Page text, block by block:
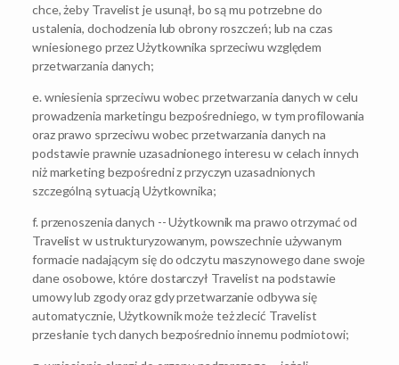
chce, żeby Travelist je usunął, bo są mu potrzebne do
ustalenia, dochodzenia lub obrony roszczeń; lub na czas
wniesionego przez Użytkownika sprzeciwu względem
przetwarzania danych;
e. wniesienia sprzeciwu wobec przetwarzania danych w celu
prowadzenia marketingu bezpośredniego, w tym profilowania
oraz prawo sprzeciwu wobec przetwarzania danych na
podstawie prawnie uzasadnionego interesu w celach innych
niż marketing bezpośredni z przyczyn uzasadnionych
szczególną sytuacją Użytkownika;
f. przenoszenia danych -- Użytkownik ma prawo otrzymać od
Travelist w ustrukturyzowanym, powszechnie używanym
formacie nadającym się do odczytu maszynowego dane swoje
dane osobowe, które dostarczył Travelist na podstawie
umowy lub zgody oraz gdy przetwarzanie odbywa się
automatycznie, Użytkownik może też zlecić Travelist
przesłanie tych danych bezpośrednio innemu podmiotowi;